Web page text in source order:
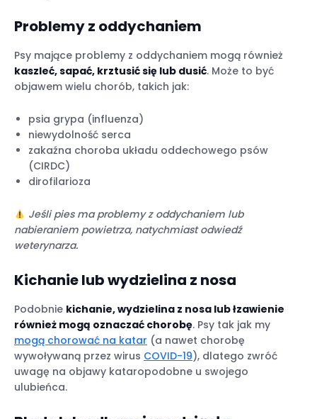
Problemy z oddychaniem
Psy mające problemy z oddychaniem mogą również
kaszleć, sapać, krztusić się lub dusić. Może to być
objawem wielu chorób, takich jak:
psia grypa (influenza)
niewydolność serca
zakaźna choroba układu oddechowego psów
(CIRDC)
dirofilarioza
Jeśli pies ma problemy z oddychaniem lub
nabieraniem powietrza, natychmiast odwiedź
weterynarza.
Kichanie lub wydzielina z nosa
Podobnie kichanie, wydzielina z nosa lub łzawienie
również mogą oznaczać chorobę. Psy tak jak my
mogą chorować na katar (a nawet chorobę
wywoływaną przez wirus COVID-19), dlatego zwróć
uwagę na objawy kataropodobne u swojego
ulubieńca.